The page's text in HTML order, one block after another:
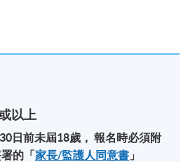
以上
日前未屆18歲， 報名時必須附
的「家長/監護人同意書 」